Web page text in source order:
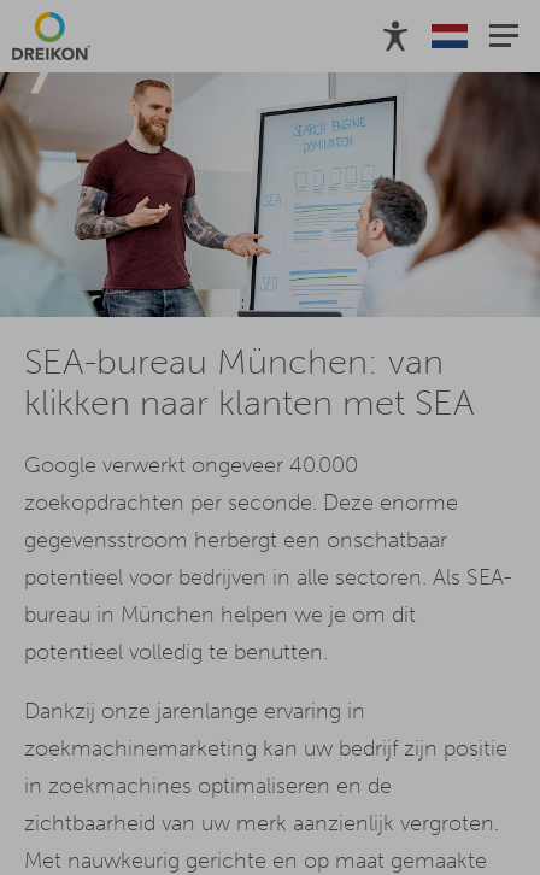
SEA-bureau München: van
klikken naar klanten met SEA
Google verwerkt ongeveer 40.000
zoekopdrachten per seconde. Deze enorme
gegevensstroom herbergt een onschatbaar
potentieel voor bedrijven in alle sectoren. Als SEA-
bureau in München helpen we je om dit
potentieel volledig te benutten.
Dankzij onze jarenlange ervaring in
zoekmachinemarketing kan uw bedrijf zijn positie
in zoekmachines optimaliseren en de
zichtbaarheid van uw merk aanzienlijk vergroten.
Met nauwkeurig gerichte en op maat gemaakte